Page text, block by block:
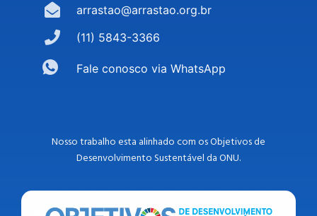
arrastao@arrastao.org.br
(11) 5843-3366
Fale conosco via WhatsApp
Nosso trabalho esta alinhado com os Objetivos de
Desenvolvimento Sustentável da ONU.